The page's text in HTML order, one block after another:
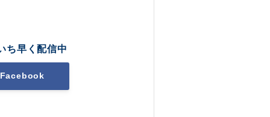
ち早く配信中
Facebook